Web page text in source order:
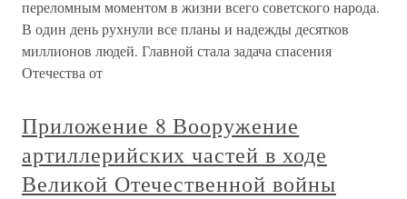
переломным моментом в жизни всего советского народа.
В один день рухнули все планы и надежды десятков
миллионов людей. Главной стала задача спасения
Отечества от
Приложение 8 Вооружение
артиллерийских частей в ходе
Великой Отечественной войны